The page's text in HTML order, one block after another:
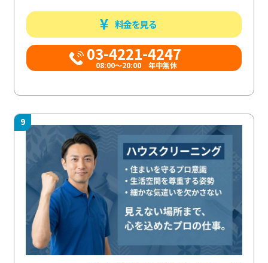
料金を見る
03-4221-4247
08:00～20:00 年中無休
9